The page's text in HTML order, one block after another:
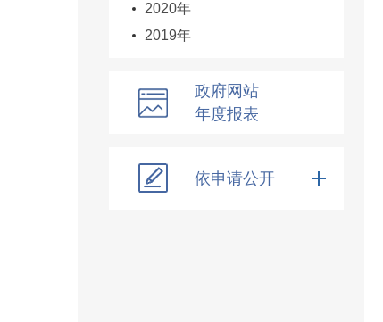
2020年
2019年
政府网站
年度报表
依申请公开